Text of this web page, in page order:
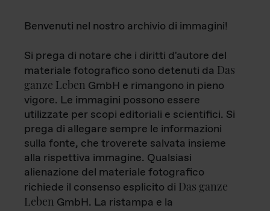
Benvenuti nel nostro archivio di immagini!
Si prega di notare che i diritti d'autore del
materiale fotografico sono detenuti da Das
ganze Leben GmbH e rimangono in pieno
vigore. Le immagini possono essere
utilizzate per scopi editoriali e scientifici. Si
prega di allegare sempre le informazioni
sulla fonte, che troverete salvata insieme
alla rispettiva immagine. Qualsiasi
alienazione del materiale fotografico
richiede il consenso esplicito di Das ganze
Leben GmbH. La ristampa e la